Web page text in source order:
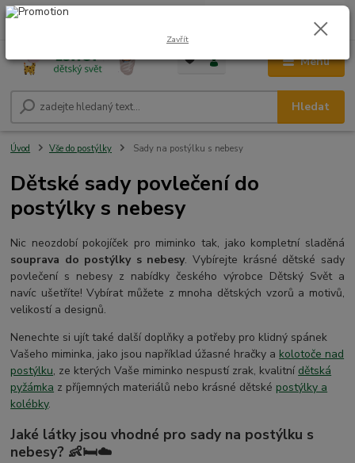
Menu
Hledat
+420 604 278 943 0,00 Kč
Úvod Vše do postýlky Sady na postýlku s nebesy
Dětské sady povlečení do
postýlky s nebesy
Nic neozdobí pokojíček pro miminko tak, jako kompletní sladěná
souprava do postýlky s nebesy. Vybírejte krásné dětské sady
povlečení s nebesy z nabídky českého výrobce Dětský Svět a
navíc ušetříte! Vybírat můžete z mnoha dětských vzorů a motivů,
velikostí a designů.
Nenechte si ujít také další doplňky a potřeby pro klidný spánek
Vašeho miminka, jako jsou například úžasné hračky a kolotoče nad
postýlku, ze kterých Vaše miminko nespustí zrak, kvalitní dětská
pyžámka z příjemných materiálů nebo krásné dětské postýlky a
kolébky.
Jaké látky jsou vhodné pro sady na postýlku s
nebesy? 👶🛏️☁️
Zavřít